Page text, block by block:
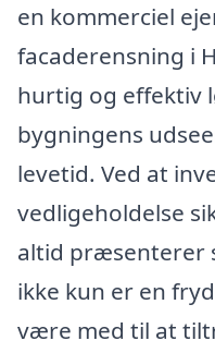
en kommerciel
facaderensning i
hurtig og effektiv
bygningens
levetid. Ved at
vedligeholdelse
altid præsenterer
ikke kun er en
være med til at